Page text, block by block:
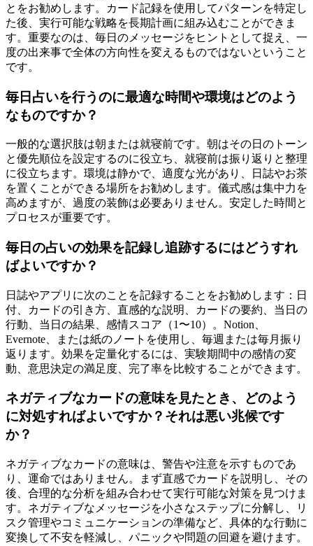
とをお勧めします。カード記録を使用してパターンを特定し
た後、実行可能な戦略を長期計画に組み込むことができま
す。重要なのは、毎日のメッセージをヒントとして捉え、一
度の出来事で全体の方向性を変えるものではないということ
です。
毎日占いを行うのに最適な時間や環境はどのよう
なものですか？
一般的な選択肢は朝または就寝前です。朝はその日のトーン
と優先順位を設定するのに役立ち、就寝前は振り返りと整理
に役立ちます。環境は静かで、適度な光があり、日誌やお茶
を置くことができる場所をお勧めします。儀式感は集中力を
高めますが、過度の装飾は必要ありません。安定した時間と
プロセスが重要です。
毎日の占いの効果を記録し追跡するにはどうすれ
ばよいですか？
日誌やアプリに次のことを記録することをお勧めします：日
付、カードの引き方、直感的な説明、カードの要約、当日の
行動、当日の結果、感情スコア（1〜10）。Notion、
Evernote、または紙のノートを使用し、毎週または毎月振り
返ります。効果を定量化するには、実験期間中の感情の変
動、意思決定の満足度、完了率を比較することができます。
ネガティブなカードの意味を見たとき、どのよう
に対処すればよいですか？それは悪い兆候です
か？
ネガティブなカードの意味は、警告や注意を示すものであ
り、運命ではありません。まず直感でカードを説明し、その
後、合理的な分析を組み合わせて実行可能な対策を見つけま
す。ネガティブなメッセージを小さなステップに分解し、リ
スク管理やコミュニケーションの準備など、具体的な行動に
変換して不安を軽減し、パニックや問題の回避を避けます。